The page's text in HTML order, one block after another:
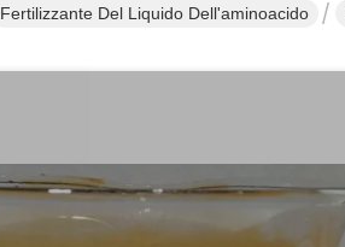
Fertilizzante Del Liquido Dell'aminoacido